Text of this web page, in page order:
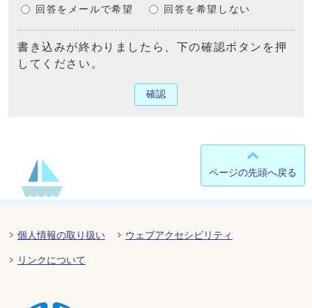
回答をメールで希望 回答を希望しない
書き込みが終わりましたら、下の確認ボタンを押
してください。
確認
ページの先頭へ戻る
個人情報の取り扱い ウェブアクセシビリティ
リンクについて